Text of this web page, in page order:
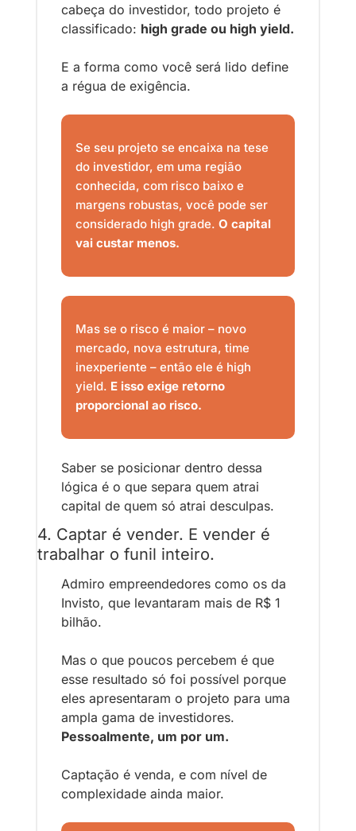
cabeça do investidor, todo projeto é
classificado: high grade ou high yield.
E a forma como você será lido define
a régua de exigência.
Se seu projeto se encaixa na tese
do investidor, em uma região
conhecida, com risco baixo e
margens robustas, você pode ser
considerado high grade. O capital
vai custar menos.
Mas se o risco é maior – novo
mercado, nova estrutura, time
inexperiente – então ele é high
yield. E isso exige retorno
proporcional ao risco.
Saber se posicionar dentro dessa
lógica é o que separa quem atrai
capital de quem só atrai desculpas.
4. Captar é vender. E vender é
trabalhar o funil inteiro.
Admiro empreendedores como os da
Invisto, que levantaram mais de R$ 1
bilhão.
Mas o que poucos percebem é que
esse resultado só foi possível porque
eles apresentaram o projeto para uma
Pessoalmente, um por um.
Captação é venda, e com nível de
complexidade ainda maior.